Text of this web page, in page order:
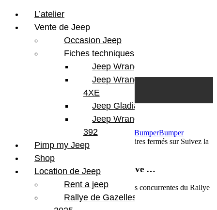
Par Martial BumperOffroad BumperBumper
Compétition En course Commentaires fermés sur Suivez la
course des Gazelles en live …
Suivez la course des Gazelles en live …
Vous pouvez suivre en direct la position des concurrentes du Rallye
des Gazelles en suivant le lien :
L’atelier
Vente de Jeep
Occasion Jeep
Fiches techniques
Jeep Wrangler JL
Jeep Wrangler
4XE
Jeep Gladiator
Jeep Wrangler V8
392
Pimp my Jeep
Shop
Location de Jeep
Rent a jeep
Rallye de Gazelles